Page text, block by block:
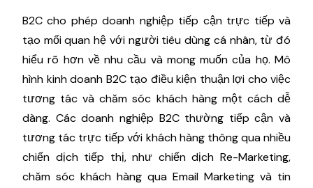
B2C cho phép doanh nghiệp tiếp cận trực tiếp và
tạo mối quan hệ với người tiêu dùng cá nhân, từ đó
hiểu rõ hơn về nhu cầu và mong muốn của họ. Mô
hình kinh doanh B2C tạo điều kiện thuận lợi cho việc
tương tác và chăm sóc khách hàng một cách dễ
dàng. Các doanh nghiệp B2C thường tiếp cận và
tương tác trực tiếp với khách hàng thông qua nhiều
chiến dịch tiếp thị, như chiến dịch Re-Marketing,
chăm sóc khách hàng qua Email Marketing và tin